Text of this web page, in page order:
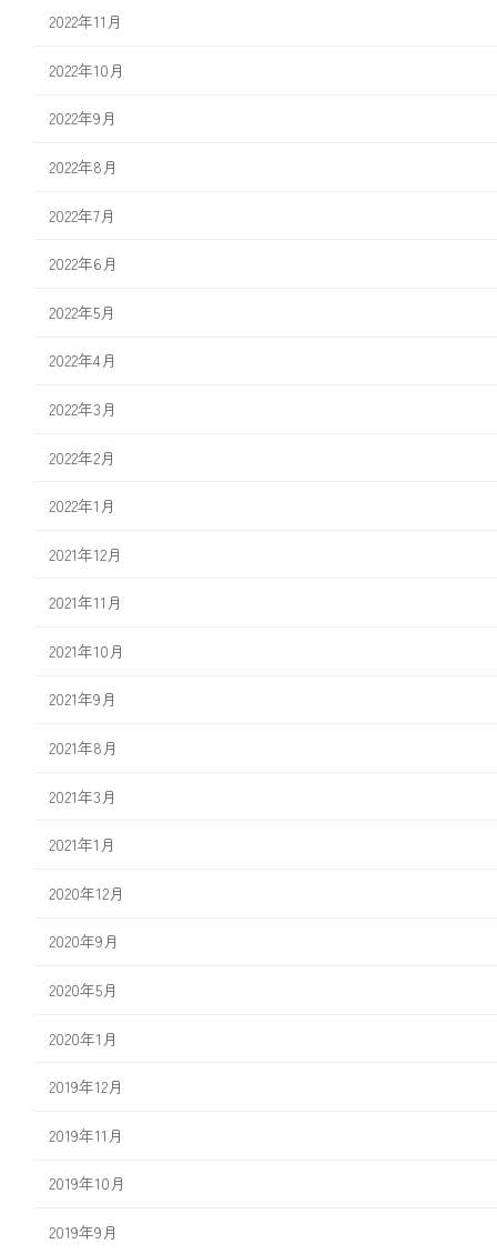
2022年11月
2022年10月
2022年9月
2022年8月
2022年7月
2022年6月
2022年5月
2022年4月
2022年3月
2022年2月
2022年1月
2021年12月
2021年11月
2021年10月
2021年9月
2021年8月
2021年3月
2021年1月
2020年12月
2020年9月
2020年5月
2020年1月
2019年12月
2019年11月
2019年10月
2019年9月